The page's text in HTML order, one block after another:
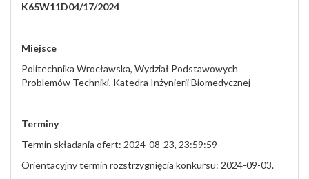
K65W11D04/17/2024
Miejsce
Politechnika Wrocławska, Wydział Podstawowych
Problemów Techniki, Katedra Inżynierii Biomedycznej
Terminy
Termin składania ofert: 2024-08-23, 23:59:59
Orientacyjny termin rozstrzygnięcia konkursu: 2024-09-03.